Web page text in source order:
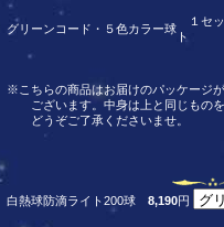
グリーンコード・５色カラー球
１セッ
ト
※こちらの商品はお届けのパッケージ
ございます。中身は上と同じものを
どうぞご了承くださいませ。
白熱球防滴ライト200球 8,190円